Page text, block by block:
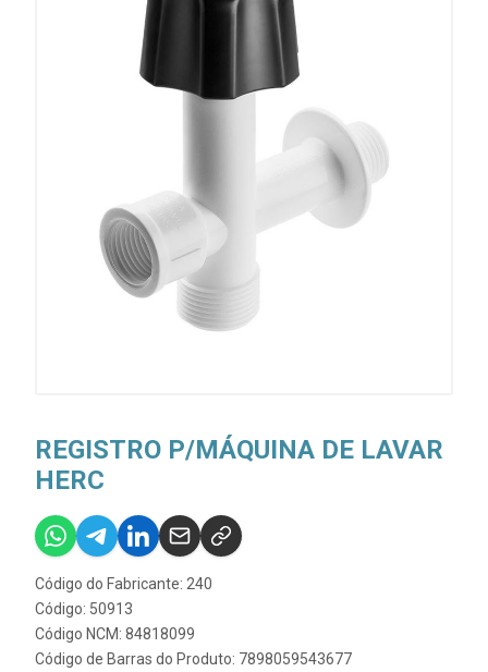
REGISTRO P/MÁQUINA DE LAVAR
HERC
Código do Fabricante: 240
Código: 50913
Código NCM: 84818099
Código de Barras do Produto: 7898059543677